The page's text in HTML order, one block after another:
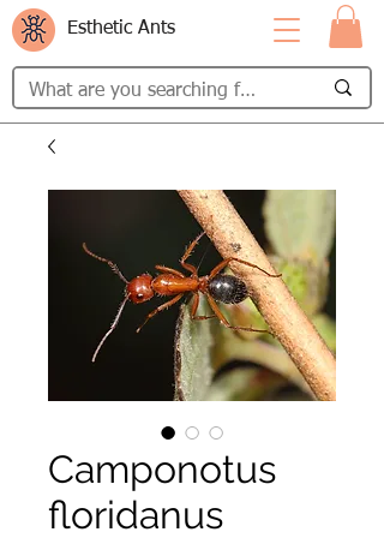
Esthetic Ants
Camponotus
floridanus